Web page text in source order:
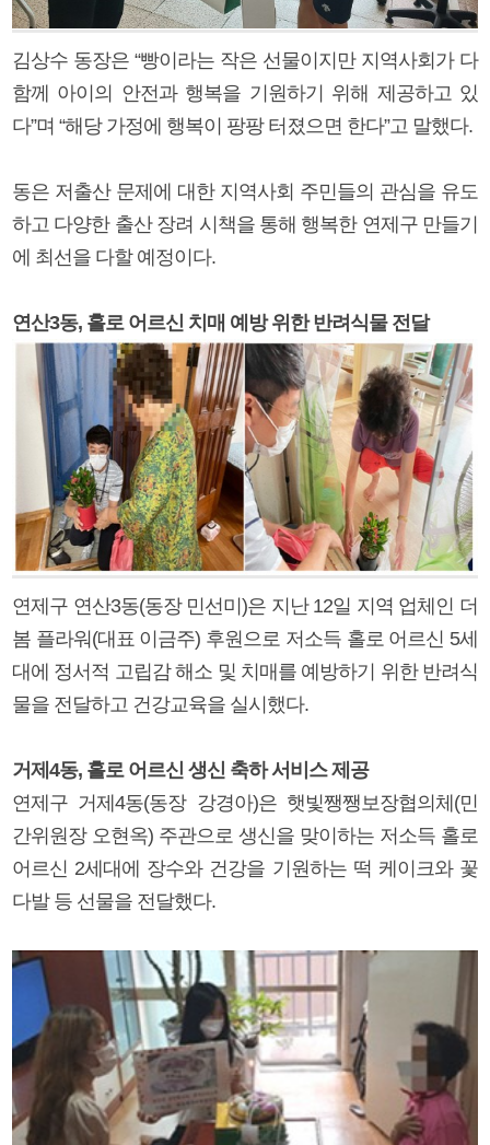
김상수 동장은 “빵이라는 작은 선물이지만 지역사회가 다
함께 아이의 안전과 행복을 기원하기 위해 제공하고 있
다”며 “해당 가정에 행복이 팡팡 터졌으면 한다”고 말했다.
동은 저출산 문제에 대한 지역사회 주민들의 관심을 유도
하고 다양한 출산 장려 시책을 통해 행복한 연제구 만들기
에 최선을 다할 예정이다.
연산3동, 홀로 어르신 치매 예방 위한 반려식물 전달
연제구 연산3동(동장 민선미)은 지난 12일 지역 업체인 더
봄 플라워(대표 이금주) 후원으로 저소득 홀로 어르신 5세
대에 정서적 고립감 해소 및 치매를 예방하기 위한 반려식
물을 전달하고 건강교육을 실시했다.
거제4동, 홀로 어르신 생신 축하 서비스 제공
연제구 거제4동(동장 강경아)은 햇빛쨍쨍보장협의체(민
간위원장 오현옥) 주관으로 생신을 맞이하는 저소득 홀로
어르신 2세대에 장수와 건강을 기원하는 떡 케이크와 꽃
다발 등 선물을 전달했다.